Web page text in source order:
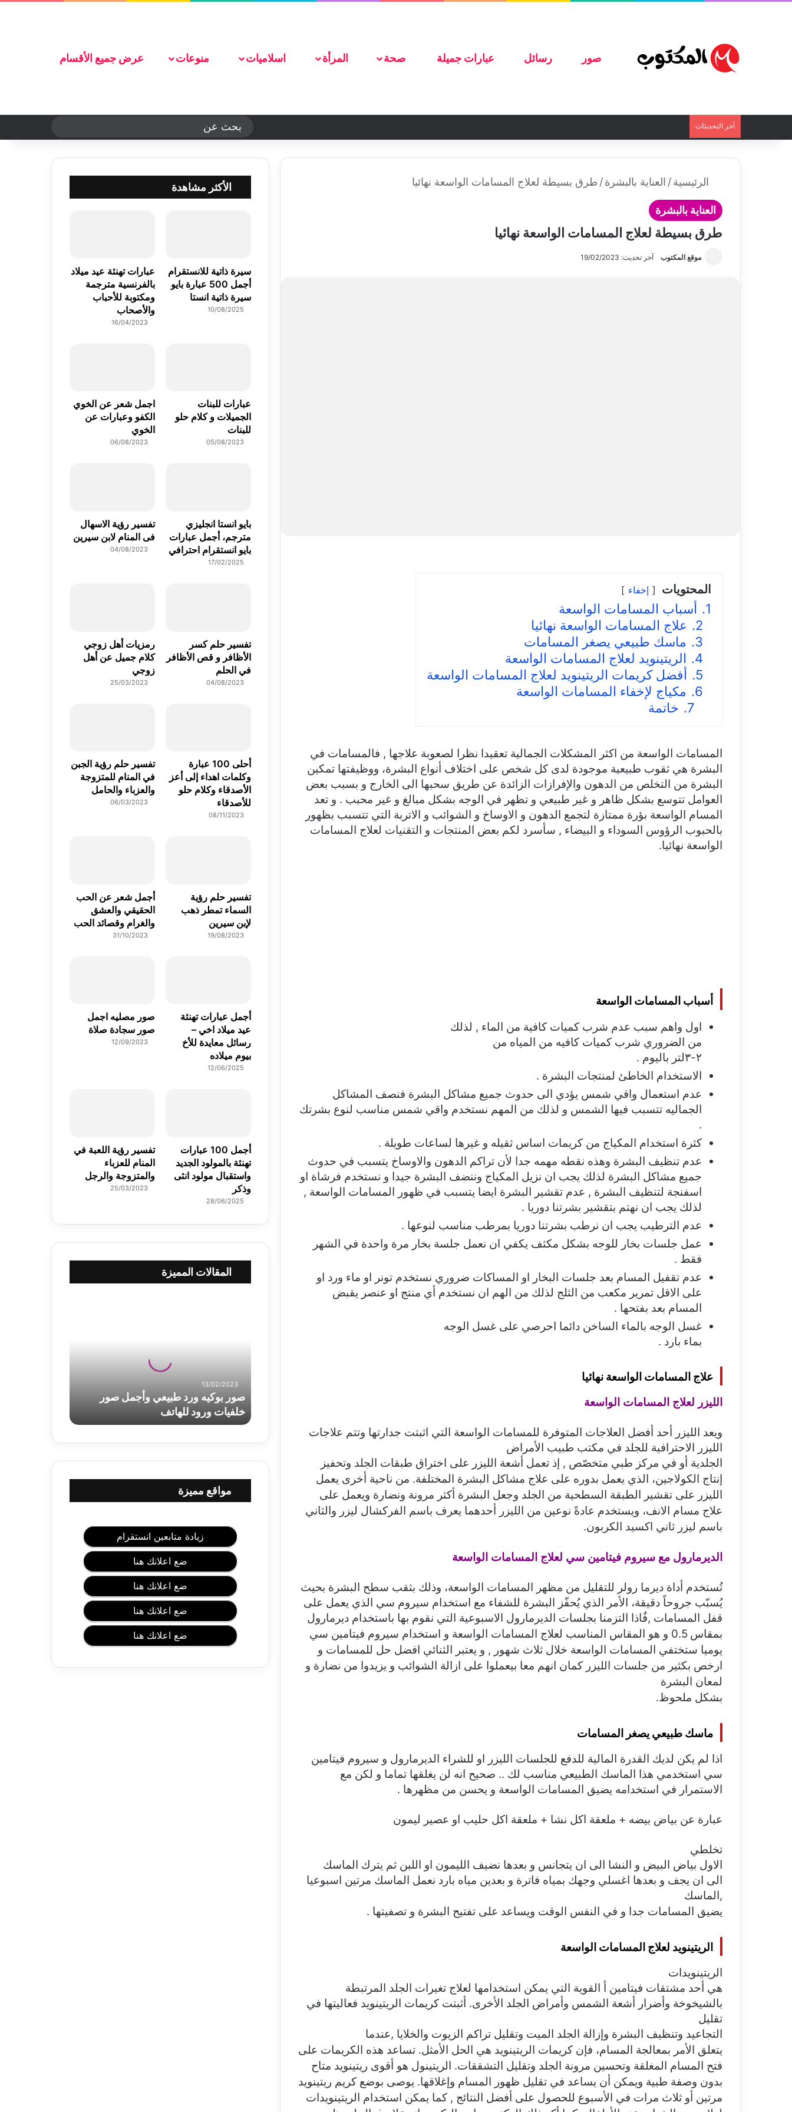
صور رسائل عبارات جميلة صحة المرأة اسلاميات منوعات عرض جميع الأقسام
آخر التحديثات الوضع المظلم
الرئيسية/ العناية بالبشرة/ طرق بسيطة لعلاج المسامات الواسعة نهائيا
العناية بالبشرة
طرق بسيطة لعلاج المسامات الواسعة نهائيا
موقع المكتوب آخر تحديث: 19/02/2023
المحتويات إخفاء
1.
أسباب المسامات الواسعة
2.
علاج المسامات الواسعة نهائيا
3.
ماسك طبيعي يصغر المسامات
4.
الريتينويد لعلاج المسامات الواسعة
5.
أفضل كريمات الريتينويد لعلاج المسامات الواسعة
6.
مكياج لإخفاء المسامات الواسعة
7.
خاتمة
المسامات الواسعة من اكثر المشكلات الجمالية تعقيدا نظرا لصعوبة علاجها , فالمسامات في
البشرة هي ثقوب طبيعية موجودة لدى كل شخص على اختلاف أنواع البشرة، ووظيفتها تمكين
البشرة من التخلص من الدهون والإفرازات الزائدة عن طريق سحبها الى الخارج و بسبب بعض
العوامل تتوسع بشكل ظاهر و غير طبيعي و تظهر في الوجه بشكل مبالغ و غير محبب . و تعد
المسام الواسعة بؤرة ممتازة لتجمع الدهون و الاوساخ و الشوائب و الاتربة التي تتسبب بظهور
بالحبوب الرؤوس السوداء و البيضاء , سأسرد لكم بعض المنتجات و التقنيات لعلاج المسامات
الواسعة نهائيا.
أسباب المسامات الواسعة
اول واهم سبب عدم شرب كميات كافية من الماء , لذلك
من الضروري شرب كميات كافيه من المياه من
٢-٣لتر باليوم .
الاستخدام الخاطئ لمنتجات البشرة .
عدم استعمال واقي شمس يؤدي الى حدوث جميع مشاكل البشرة فنصف المشاكل
الجماليه تتسبب فيها الشمس و لذلك من المهم نستخدم واقي شمس مناسب لنوع بشرتك
.
كثرة استخدام المكياج من كريمات اساس ثقيله و غيرها لساعات طويلة .
عدم تنظيف البشرة وهذه نقطه مهمه جدا لأن تراكم الدهون والاوساخ يتسبب في حدوث
جميع مشاكل البشرة لذلك يجب ان نزيل المكياج وننضف البشرة جيدا و نستخدم فرشاة او
اسفنجة لتنظيف البشرة , عدم تقشير البشرة ايضا يتسبب في ظهور المسامات الواسعة ,
لذلك يجب ان نهتم بتقشير بشرتنا دوريا .
عدم الترطيب يجب ان نرطب بشرتنا دوريا بمرطب مناسب لنوعها .
عمل جلسات بخار للوجه بشكل مكثف يكفي ان نعمل جلسة بخار مرة واحدة في الشهر
فقط .
عدم تقفيل المسام بعد جلسات البخار او المساكات ضروري نستخدم تونر او ماء ورد او
على الاقل تمرير مكعب من الثلج لذلك من الهم ان نستخدم أي منتج او عنصر يقبض
المسام بعد بفتحها .
غسل الوجه بالماء الساخن دائما احرصي على غسل الوجه
بماء بارد .
علاج المسامات الواسعة نهائيا
الليزر لعلاج المسامات الواسعة
ويعد الليزر أحد أفضل العلاجات المتوفرة للمسامات الواسعة التي اثبتت جدارتها وتتم علاجات
الليزر الاحترافية للجلد في مكتب طبيب الأمراض
الجلدية أو في مركز طبي متخصّص , إذ تعمل أشعة الليزر على اختراق طبقات الجلد وتحفيز
إنتاج الكولاجين، الذي يعمل بدوره على علاج مشاكل البشرة المختلفة. من ناحية أخرى يعمل
الليزر على تقشير الطبقة السطحية من الجلد وجعل البشرة أكثر مرونة ونضارة ويعمل على
علاج مسام الانف، ويستخدم عادةً نوعين من الليزر أحدهما يعرف باسم الفركشال ليزر والثاني
باسم ليزر ثاني اكسيد الكربون.
الديرمارول مع سيروم فيتامين سي لعلاج المسامات الواسعة
تُستخدم أداة ديرما رولر للتقليل من مظهر المسامات الواسعة، وذلك بثقب سطح البشرة بحيث
يُسبّب جروحاً دقيقة، الأمر الذي يُحفّز البشرة للشفاء مع استخدام سيروم سي الذي يعمل على
قفل المسامات ,فٌاذا التزمنا بجلسات الديرمارول الاسبوعية التي نقوم بها باستخدام ديرمارول
بمقاس 0.5 و هو المقاس المناسب لعلاج المسامات الواسعة و استخدام سيروم فيتامين سي
يوميا ستختفي المسامات الواسعة خلال ثلاث شهور , و يعتبر الثنائي افضل حل للمسامات و
ارخص بكثير من جلسات الليزر كمان انهم معا بيعملوا على ازالة الشوائب و يزيدوا من نضارة و
لمعان البشرة
بشكل ملحوظ.
ماسك طبيعي يصغر المسامات
اذا لم يكن لديك القدرة المالية للدفع للجلسات الليزر او للشراء الديرمارول و سيروم فيتامين
سي استخدمي هذا الماسك الطبيعي مناسب لك .. صحيح انه لن يغلقها تماما و لكن مع
الاستمرار في استخدامه يضيق المسامات الواسعة و يحسن من مظهرها .
عبارة عن بياض بيضه + ملعقة اكل نشا + ملعقة اكل حليب او عصير ليمون
تخلطي
الاول بياض البيض و النشا الى ان يتجانس و بعدها نضيف الليمون او اللبن ثم يترك الماسك
الى ان يجف و بعدها اغسلي وجهك بمياه فاترة و بعدين مياه بارد نعمل الماسك مرتين اسبوعيا
,الماسك
يضيق المسامات جدا و في النفس الوقت ويساعد على تفتيح البشرة و تصفيتها .
الريتينويد لعلاج المسامات الواسعة
الريتينويدات
هي أحد مشتقات فيتامين أ القوية التي يمكن استخدامها لعلاج تغيرات الجلد المرتبطة
بالشيخوخة وأضرار أشعة الشمس وأمراض الجلد الأخرى. أثبتت كريمات الريتينويد فعاليتها في
تقليل
التجاعيد وتنظيف البشرة وإزالة الجلد الميت وتقليل تراكم الزيوت والخلايا ,عندما
يتعلق الأمر بمعالجة المسام، فإن كريمات الريتينويد هي الحل الأمثل. تساعد هذه الكريمات على
فتح المسام المغلقة وتحسين مرونة الجلد وتقليل التشققات. الريتينول هو أقوى ريتينويد متاح
بدون وصفة طبية ويمكن أن يساعد في تقليل ظهور المسام وإغلاقها. يوصى بوضع كريم ريتينويد
مرتين أو ثلاث مرات في الأسبوع للحصول على أفضل النتائج , كما يمكن استخدام الريتينويدات
الأكثر مشاهدة
سيرة ذاتية للانستقرام
أجمل 500 عبارة بايو
سيرة ذاتية انستا
10/08/2025
عبارات تهنئة عيد ميلاد
بالفرنسية مترجمة
ومكتوبة للأحباب
والأصحاب
16/04/2023
عبارات للبنات
الجميلات و كلام حلو
للبنات
05/08/2023
اجمل شعر عن الخوي
الكفو وعبارات عن
الخوي
06/08/2023
بايو انستا انجليزي
مترجم، أجمل عبارات
بايو انستقرام احترافي
17/02/2025
تفسير رؤية الاسهال
فى المنام لابن سيرين
04/08/2023
تفسير حلم كسر
الأظافر و قص الأظافر
في الحلم
04/08/2023
رمزيات أهل زوجي
كلام جميل عن أهل
زوجي
25/03/2023
أحلى 100 عبارة
وكلمات اهداء إلى أعز
الأصدقاء وكلام حلو
للأصدقاء
08/11/2023
تفسير حلم رؤية الجبن
في المنام للمتزوجة
والعزباء والحامل
06/03/2023
تفسير حلم رؤية
السماء تمطر ذهب
لإبن سيرين
19/08/2023
أجمل شعر عن الحب
الحقيقي والعشق
والغرام وقصائد الحب
31/10/2023
أجمل عبارات تهنئة
عيد ميلاد اخي –
رسائل معايدة للأخ
بيوم ميلاده
12/06/2025
صور مصليه اجمل
صور سجادة صلاة
12/09/2023
أجمل 100 عبارات
تهنئة بالمولود الجديد
واستقبال مولود انثى
وذكر
28/06/2025
تفسير رؤية اللعبة في
المنام للعزباء
والمتزوجة والرجل
25/03/2023
المقالات المميزة
د
ي
و
13/02/2023
صور بوكيه ورد طبيعي وأجمل صور
خلفيات ورود للهاتف
مواقع مميزة
زيادة متابعين انستقرام
ضع اعلانك هنا
ضع اعلانك هنا
ضع اعلانك هنا
ضع اعلانك هنا